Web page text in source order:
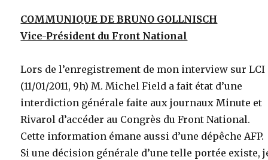
COMMUNIQUE DE BRUNO GOLLNISCH
Vice-Président du Front National
Lors de l’enregistrement de mon interview sur LCI
(11/01/2011, 9h) M. Michel Field a fait état d’une
interdiction générale faite aux journaux Minute et
Rivarol d’accéder au Congrès du Front National.
Cette information émane aussi d’une dépêche AFP.
Si une décision générale d’une telle portée existe,